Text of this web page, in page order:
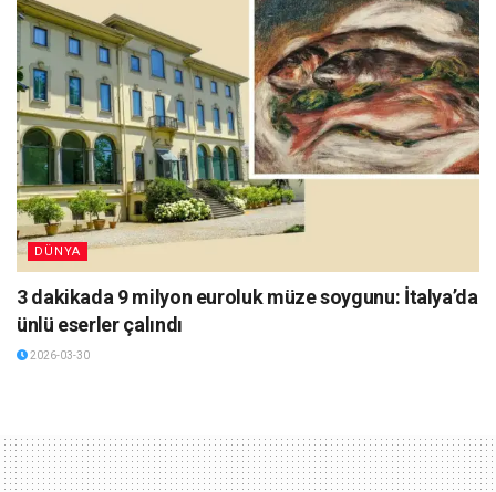
DÜNYA
3 dakikada 9 milyon euroluk müze soygunu: İtalya’da
ünlü eserler çalındı
2026-03-30